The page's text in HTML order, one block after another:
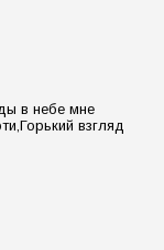
в небе мне
взгляд